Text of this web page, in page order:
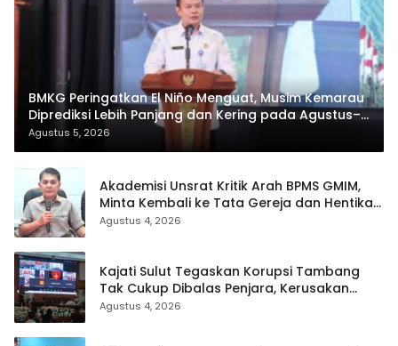
BMKG Peringatkan El Niño Menguat, Musim Kemarau
Diprediksi Lebih Panjang dan Kering pada Agustus–
September
Agustus 5, 2026
Akademisi Unsrat Kritik Arah BPMS GMIM,
Minta Kembali ke Tata Gereja dan Hentikan
Polarisasi
Agustus 4, 2026
Kajati Sulut Tegaskan Korupsi Tambang
Tak Cukup Dibalas Penjara, Kerusakan
Lingkungan Wajib Dipulihkan
Agustus 4, 2026